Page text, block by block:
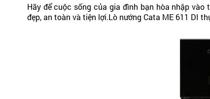
Hãy để cuộc sống của gia đình bạn hòa nhập vào
đẹp, an toàn và tiện lợi.Lò nướng Cata ME 611 DI